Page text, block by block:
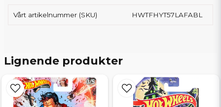
Vårt artikelnummer (SKU) HWTFHYT57LAFABL
Lignende produkter